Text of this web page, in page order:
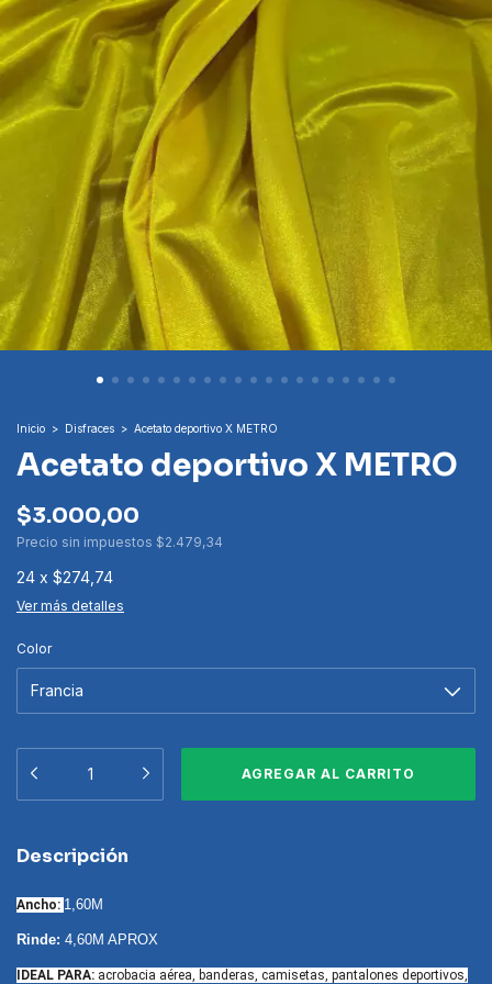
Inicio > Disfraces > Acetato deportivo X METRO
Acetato deportivo X METRO
$3.000,00
Precio sin impuestos $2.479,34
24 x $274,74
Ver más detalles
Color
Descripción
Ancho: 1,60M
Rinde: 4,60M APROX
IDEAL PARA: acrobacia aérea, banderas, camisetas, pantalones deportivos,